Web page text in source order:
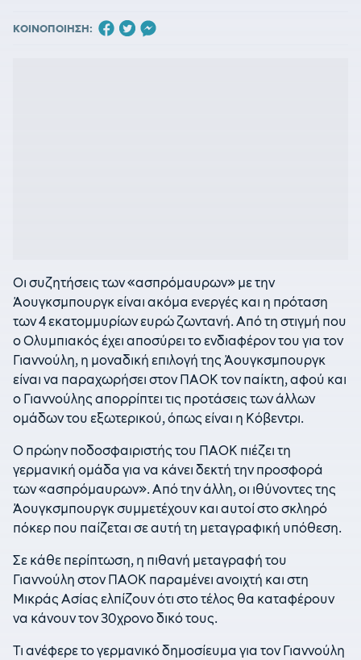
ΚΟΙΝΟΠΟΙΗΣΗ:
Οι συζητήσεις των «ασπρόμαυρων» με την
Άουγκσμπουργκ είναι ακόμα ενεργές και η πρόταση
των 4 εκατομμυρίων ευρώ ζωντανή. Από τη στιγμή που
ο Ολυμπιακός έχει αποσύρει το ενδιαφέρον του για τον
Γιαννούλη, η μοναδική επιλογή της Άουγκσμπουργκ
είναι να παραχωρήσει στον ΠΑΟΚ τον παίκτη, αφού και
ο Γιαννούλης απορρίπτει τις προτάσεις των άλλων
ομάδων του εξωτερικού, όπως είναι η Κόβεντρι.
Ο πρώην ποδοσφαιριστής του ΠΑΟΚ πιέζει τη
γερμανική ομάδα για να κάνει δεκτή την προσφορά
των «ασπρόμαυρων». Από την άλλη, οι ιθύνοντες της
Άουγκσμπουργκ συμμετέχουν και αυτοί στο σκληρό
πόκερ που παίζεται σε αυτή τη μεταγραφική υπόθεση.
Σε κάθε περίπτωση, η πιθανή μεταγραφή του
Γιαννούλη στον ΠΑΟΚ παραμένει ανοιχτή και στη
Μικράς Ασίας ελπίζουν ότι στο τέλος θα καταφέρουν
να κάνουν τον 30χρονο δικό τους.
Τι ανέφερε το γερμανικό δημοσίευμα για τον Γιαννούλη